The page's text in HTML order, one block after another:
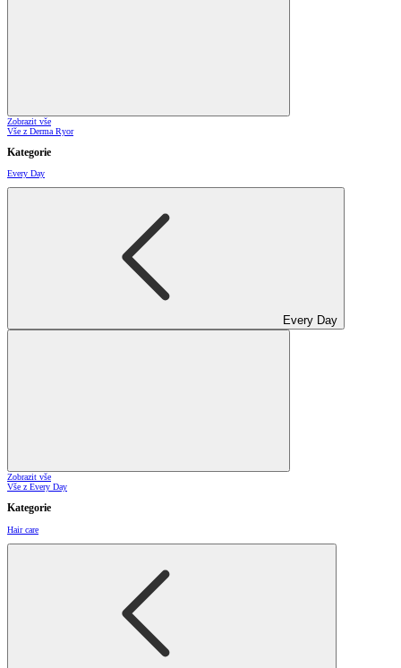
Zobrazit vše
Vše z Derma Ryor
Kategorie
Every Day
Every Day
Zobrazit vše
Vše z Every Day
Kategorie
Hair care